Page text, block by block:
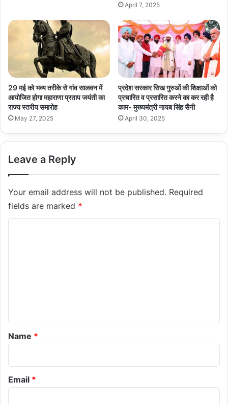
April 7, 2025
29 मई को भव्य तरीके से गांव सालवन में
आयोजित होगा महाराणा प्रताप जयंती का
राज्य स्तरीय समारोह
May 27, 2025
प्रदेश सरकार सिख गुरुओं की शिक्षाओं को
प्रचारित व प्रसारित करने का कर रही है
काम- मुख्यमंत्री नायब सिंह सैनी
April 30, 2025
Leave a Reply
Your email address will not be published. Required
fields are marked *
*
Name *
Email *